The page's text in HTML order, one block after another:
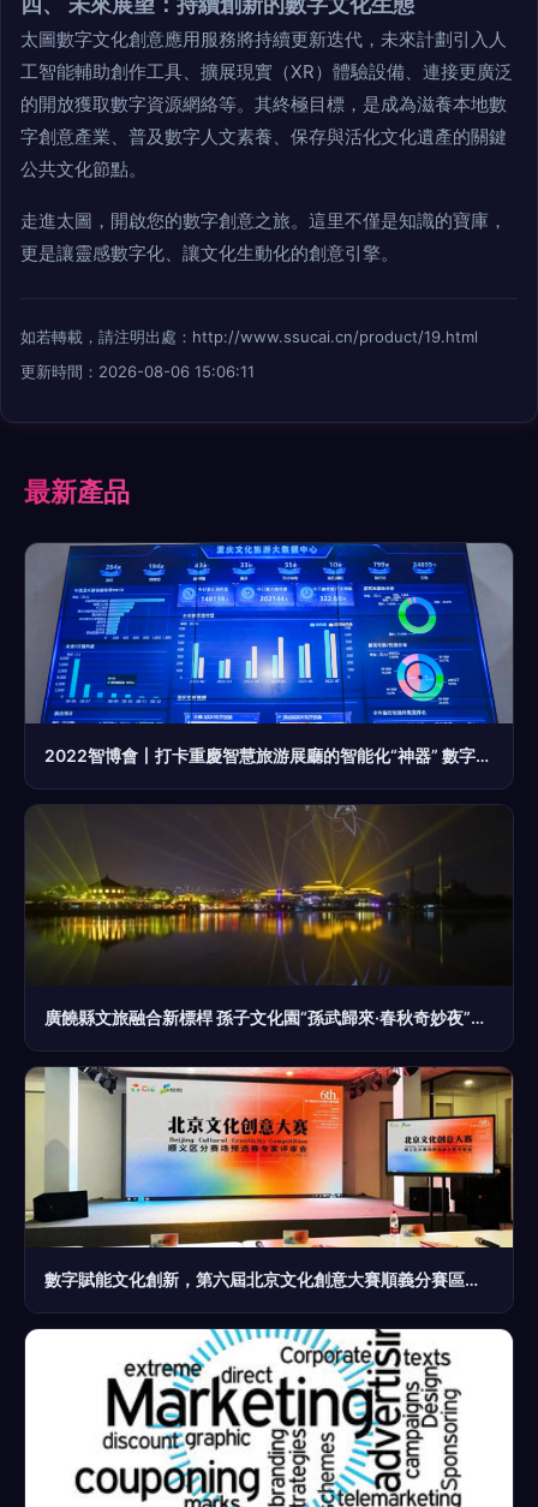
太圖數字文化創意應用服務將持續更新迭代，未來計劃引入人
工智能輔助創作工具、擴展現實（XR）體驗設備、連接更廣泛
的開放獲取數字資源網絡等。其終極目標，是成為滋養本地數
字創意產業、普及數字人文素養、保存與活化文化遺產的關鍵
公共文化節點。
走進太圖，開啟您的數字創意之旅。這里不僅是知識的寶庫，
更是讓靈感數字化、讓文化生動化的創意引擎。
如若轉載，請注明出處：http://www.ssucai.cn/product/19.html
更新時間：2026-08-06 15:06:11
最新產品
2022智博會丨打卡重慶智慧旅游展廳的智能化“神器” 數字文化創意應用服務
廣饒縣文旅融合新標桿 孫子文化園“孫武歸來·春秋奇妙夜”點亮數字文化創意服務
數字賦能文化創新，第六屆北京文化創意大賽順義分賽區預賽25強誕生